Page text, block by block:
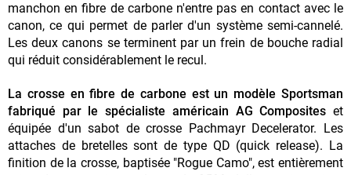
manchon en fibre de carbone n'entre pas en contact avec le
canon, ce qui permet de parler d'un système semi-cannelé.
Les deux canons se terminent par un frein de bouche radial
qui réduit considérablement le recul.
La crosse en fibre de carbone est un modèle Sportsman
fabriqué par le spécialiste américain AG Composites et
équipée d'un sabot de crosse Pachmayr Decelerator. Les
attaches de bretelles sont de type QD (quick release). La
finition de la crosse, baptisée "Rogue Camo", est entièrement